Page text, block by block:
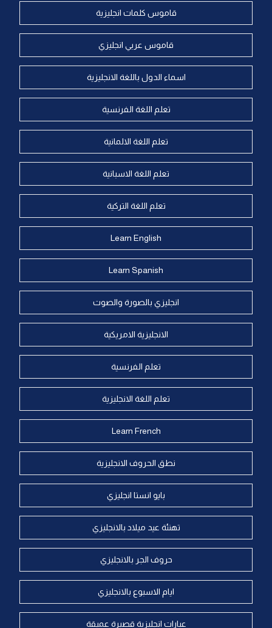
قاموس كلمات انجليزية
قاموس عربي انجليزي
اسماء الدول باللغة الانجليزية
تعلم اللغة الفرنسية
تعلم اللغة الالمانية
تعلم اللغة الاسبانية
تعلم اللغة التركية
Learn English
Learn Spanish
انجليزي بالصورة والصوت
الانجليزية الامريكية
تعلم الفرنسية
تعلم اللغة الانجليزية
Learn French
نطق الحروف الانجليزية
بايو انستا انجليزي
تهنئة عيد ميلاد بالانجليزي
حروف الجر بالانجليزي
ايام الاسبوع بالانجليزي
عبارات انجليزية قصيرة عميقة